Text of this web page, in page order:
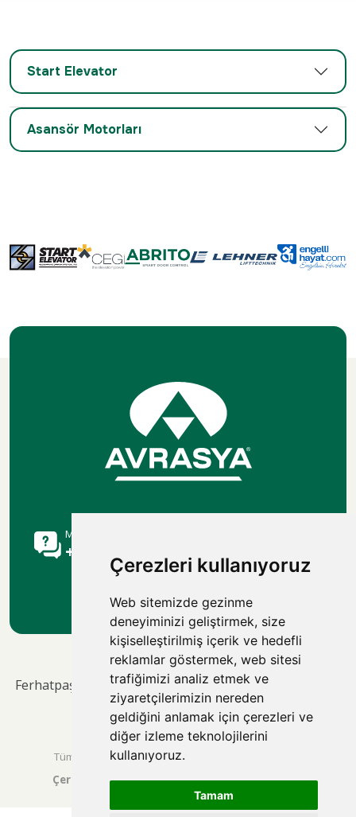
Çerezleri kullanıyoruz
Web sitemizde gezinme
deneyiminizi geliştirmek, size
kişiselleştirilmiş içerik ve hedefli
reklamlar göstermek, web sitesi
trafiğimizi analiz etmek ve
ziyaretçilerimizin nereden
geldiğini anlamak için çerezleri ve
diğer izleme teknolojilerini
kullanıyoruz.
Tamam
Start Elevator
Asansör Motorları
Müşteri Danışma Hattı
+90 216 515 9113
Ferhatpaşa Mah.69. Sok. No:50/A – Ataşehir / İstanbul -
34646
Tüm Hakları Saklıdır © 2026 avrasyaasansor.com |
Çerez Politikamız|Gizlilik Politikamız|